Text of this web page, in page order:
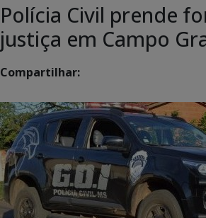
Polícia Civil prende
justiça em Campo
Compartilhar: